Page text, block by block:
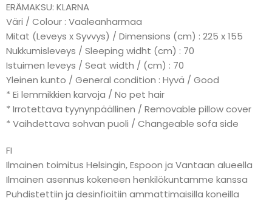
ERÄMAKSU: KLARNA
Väri / Colour : Vaaleanharmaa
Mitat (Leveys x Syvvys) / Dimensions (cm) : 225 x 155
Nukkumisleveys / Sleeping widht (cm) : 70
Istuimen leveys / Seat width / (cm) : 70
Yleinen kunto / General condition : Hyvä / Good
* Ei lemmikkien karvoja / No pet hair
* Irrotettava tyynynpäällinen / Removable pillow cover
* Vaihdettava sohvan puoli / Changeable sofa side
FI
Ilmainen toimitus Helsingin, Espoon ja Vantaan alueella
Ilmainen asennus kokeneen henkilökuntamme kanssa
Puhdistettiin ja desinfioitiin ammattimaisilla koneilla